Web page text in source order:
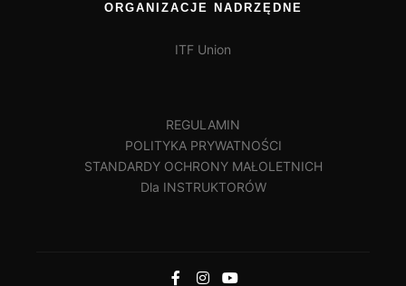
ORGANIZACJE NADRZĘDNE
ITF Union
REGULAMIN
POLITYKA PRYWATNOŚCI
STANDARDY OCHRONY MAŁOLETNICH
Dla INSTRUKTORÓW